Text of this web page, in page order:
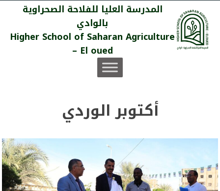
المدرسة العليا للفلاحة الصحراوية
بالوادي
Higher School of Saharan Agriculture
– El oued
أكتوبر الوردي